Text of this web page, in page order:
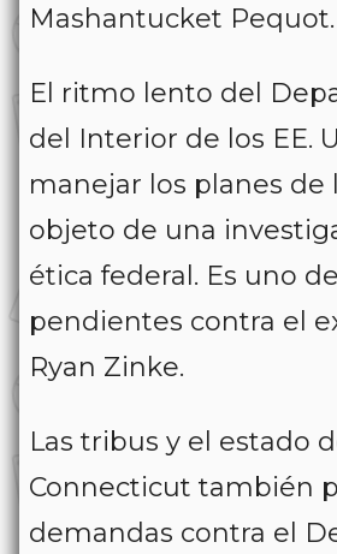
Mashantucket Pequot.
El ritmo lento del
del Interior de los EE.
manejar los planes de
objeto de una
ética federal. Es uno
pendientes contra el
Ryan Zinke.
Las tribus y el estado
Connecticut también
demandas contra el